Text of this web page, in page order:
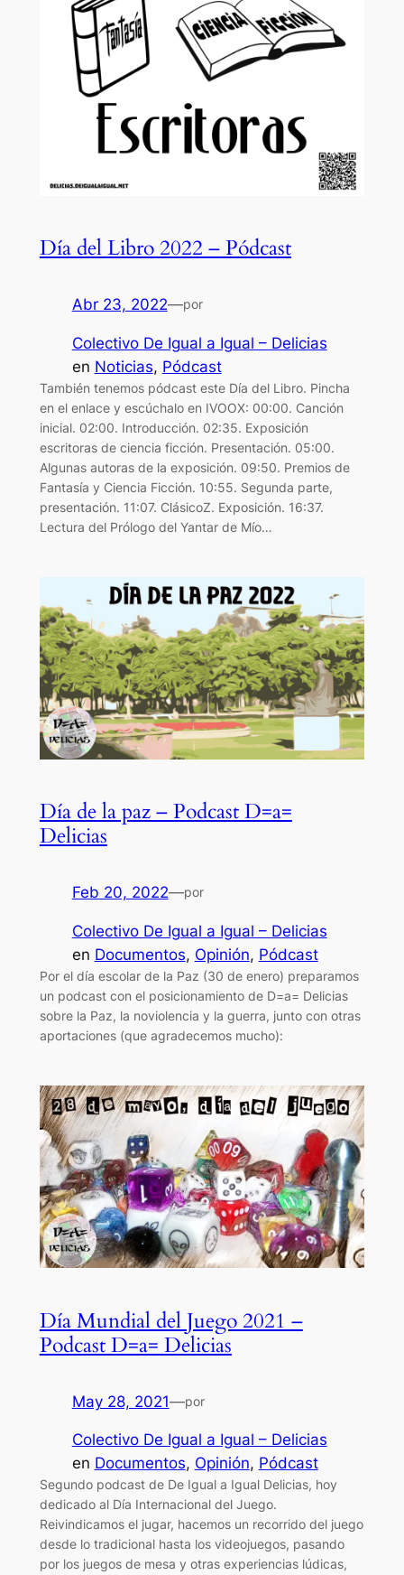
Día del Libro 2022 – Pódcast
Abr 23, 2022—por
Colectivo De Igual a Igual – Delicias
en Noticias, Pódcast
También tenemos pódcast este Día del Libro. Pincha
en el enlace y escúchalo en IVOOX: 00:00. Canción
inicial. 02:00. Introducción. 02:35. Exposición
escritoras de ciencia ficción. Presentación. 05:00.
Algunas autoras de la exposición. 09:50. Premios de
Fantasía y Ciencia Ficción. 10:55. Segunda parte,
presentación. 11:07. ClásicoZ. Exposición. 16:37.
Lectura del Prólogo del Yantar de Mío…
Día de la paz – Podcast D=a=
Delicias
Feb 20, 2022—por
Colectivo De Igual a Igual – Delicias
en Documentos, Opinión, Pódcast
Por el día escolar de la Paz (30 de enero) preparamos
un podcast con el posicionamiento de D=a= Delicias
sobre la Paz, la noviolencia y la guerra, junto con otras
aportaciones (que agradecemos mucho):
Día Mundial del Juego 2021 –
Podcast D=a= Delicias
May 28, 2021—por
Colectivo De Igual a Igual – Delicias
en Documentos, Opinión, Pódcast
Segundo podcast de De Igual a Igual Delicias, hoy
dedicado al Día Internacional del Juego.
Reivindicamos el jugar, hacemos un recorrido del juego
desde lo tradicional hasta los videojuegos, pasando
por los juegos de mesa y otras experiencias lúdicas,